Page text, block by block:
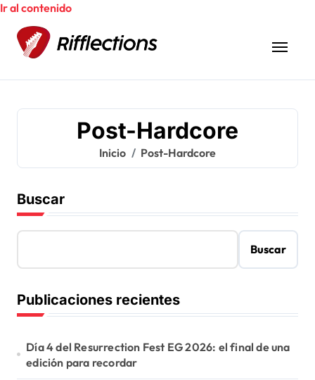
Ir al contenido
Post-Hardcore
Inicio Post-Hardcore
Buscar
Buscar
Publicaciones recientes
Día 4 del Resurrection Fest EG 2026: el final de una
edición para recordar